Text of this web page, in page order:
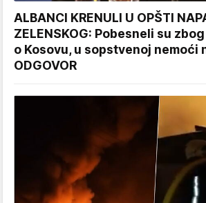
ALBANCI KRENULI U OPŠTI
ZELENSKOG: Pobesneli su
o Kosovu, u sopstvenoj nemoći
ODGOVOR